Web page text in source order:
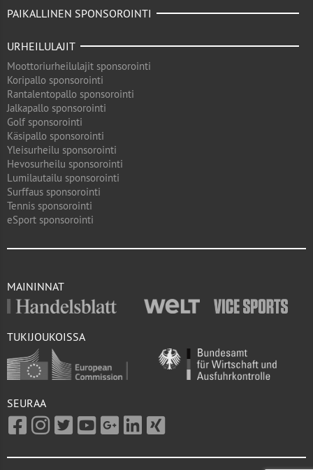
PAIKALLINEN SPONSOROINTI
URHEILULAJIT
Moottoriurheilulajit sponsorointi
Koripallo sponsorointi
Rantalentopallo sponsorointi
Jalkapallo sponsorointi
Golf sponsorointi
Käsipallo sponsorointi
Yleisurheilu sponsorointi
Hevosurheilu sponsorointi
Lumilautailu sponsorointi
Surffaus sponsorointi
Tennis sponsorointi
eSport sponsorointi
MAININNAT
TUKIJOUKOISSA
SEURAA